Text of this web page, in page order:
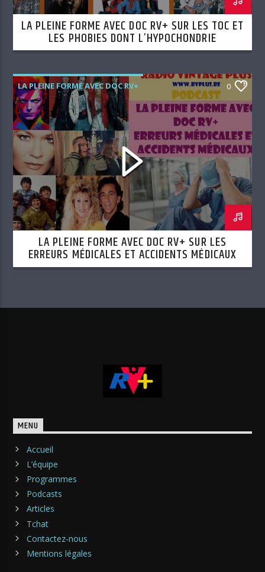
LA PLEINE FORME AVEC DOC RV+ SUR LES TOC ET
LES PHOBIES DONT L’HYPOCHONDRIE
LA PLEINE FORME AVEC DOC RV+ 0
LA PLEINE FORME AVEC DOC RV+ SUR LES
ERREURS MÉDICALES ET ACCIDENTS MÉDICAUX
MENU
Accueil
L’équipe
Programmes
Podcasts
Articles
Tchat
Contactez-nous
Mentions légales